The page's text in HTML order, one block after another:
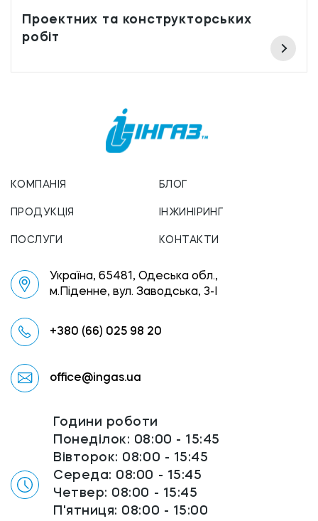
Проектних та конструкторських
робіт
КОМПАНІЯ БЛОГ
ПРОДУКЦІЯ ІНЖИНІРИНГ
ПОСЛУГИ КОНТАКТИ
Україна, 65481, Одеська обл.,
м.Піденне, вул. Заводська, 3-І
+380 (66) 025 98 20
office@ingas.ua
Години роботи
Понеділок: 08:00 - 15:45
Вівторок: 08:00 - 15:45
Середа: 08:00 - 15:45
Четвер: 08:00 - 15:45
П'ятниця: 08:00 - 15:00